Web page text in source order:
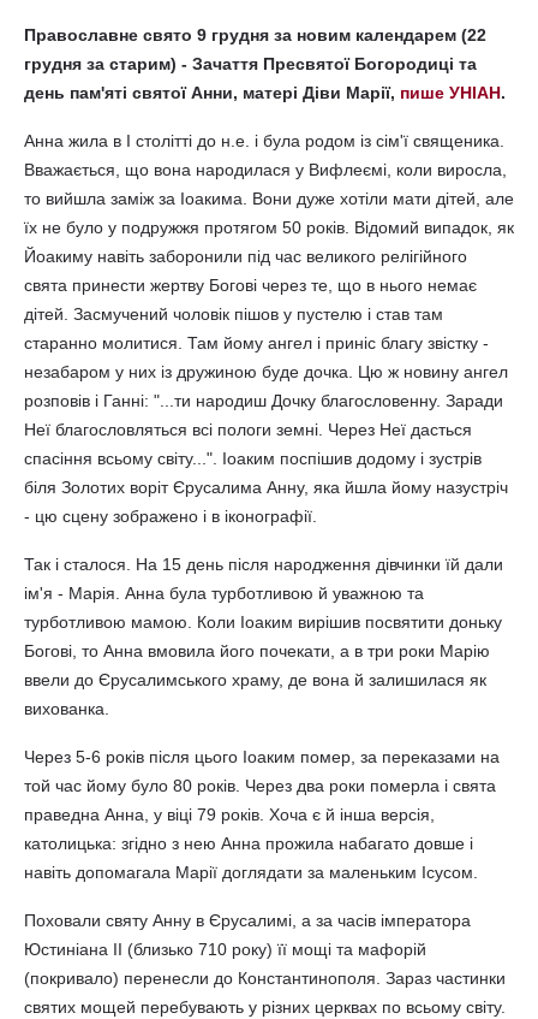
Православне свято 9 грудня за новим календарем (22
грудня за старим) - Зачаття Пресвятої Богородиці та
день пам'яті святої Анни, матері Діви Марії, пише УНІАН.
Анна жила в I столітті до н.е. і була родом із сім'ї священика.
Вважається, що вона народилася у Вифлеємі, коли виросла,
то вийшла заміж за Іоакима. Вони дуже хотіли мати дітей, але
їх не було у подружжя протягом 50 років. Відомий випадок, як
Йоакиму навіть заборонили під час великого релігійного
свята принести жертву Богові через те, що в нього немає
дітей. Засмучений чоловік пішов у пустелю і став там
старанно молитися. Там йому ангел і приніс благу звістку -
незабаром у них із дружиною буде дочка. Цю ж новину ангел
розповів і Ганні: "...ти народиш Дочку благословенну. Заради
Неї благословляться всі пологи земні. Через Неї дасться
спасіння всьому світу...". Іоаким поспішив додому і зустрів
біля Золотих воріт Єрусалима Анну, яка йшла йому назустріч
- цю сцену зображено і в іконографії.
Так і сталося. На 15 день після народження дівчинки їй дали
ім'я - Марія. Анна була турботливою й уважною та
турботливою мамою. Коли Іоаким вирішив посвятити доньку
Богові, то Анна вмовила його почекати, а в три роки Марію
ввели до Єрусалимського храму, де вона й залишилася як
вихованка.
Через 5-6 років після цього Іоаким помер, за переказами на
той час йому було 80 років. Через два роки померла і свята
праведна Анна, у віці 79 років. Хоча є й інша версія,
католицька: згідно з нею Анна прожила набагато довше і
навіть допомагала Марії доглядати за маленьким Ісусом.
Поховали святу Анну в Єрусалимі, а за часів імператора
Юстиніана II (близько 710 року) її мощі та мафорій
(покривало) перенесли до Константинополя. Зараз частинки
святих мощей перебувають у різних церквах по всьому світу.